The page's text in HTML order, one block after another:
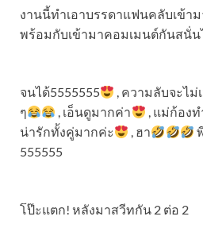
งานนี้ทำเอาบรรดาแฟนคลับเข้า
พร้อมกับเข้ามาคอมเมนต์กันสนั่น
จนได้5555555
, ความลับจะไ
ๆ
, เอ็นดูมากค่า , แม่ก้อง
น่ารักทั้งคู่มากค่ะ
, ฮา
555555
โป๊ะแตก! หลังมาสวีทกัน 2 ต่อ 2